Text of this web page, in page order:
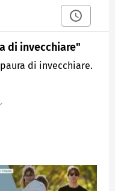
di invecchiare"
di invecchiare.